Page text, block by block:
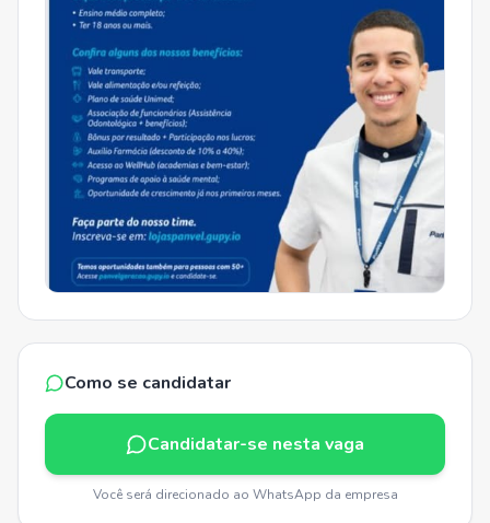
Como se candidatar
Candidatar-se nesta vaga
Você será direcionado ao WhatsApp da empresa